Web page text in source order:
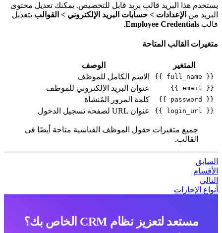
هذا البريد قالب بريد قابل للتخصيص. يمكنك تعديل محتوى
منالإعدادات > حسابات البريد الإلكتروني > القوالببتعديل
Employee Credentials
.
القالب المتاحة
المتغير الوصف
{{ full_name }} الاسم الكامل للموظف
{{ email }} عنوان البريد الإلكتروني للموظف
{{ password }} كلمة المرور المُنشأة
{{ login_url }} عنوان URL لصفحة تسجيل الدخول
جميع متغيرات حقول الموظف القياسية متاحة أيضًا في
القالب.
الإجازات
مستعد لتعزيز نظام CRM الخاص بك؟